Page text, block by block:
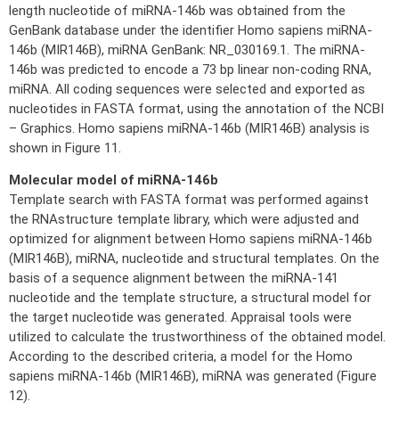
length nucleotide of miRNA-146b was obtained from the
GenBank database under the identifier Homo sapiens miRNA-
146b (MIR146B), miRNA GenBank: NR_030169.1. The miRNA-
146b was predicted to encode a 73 bp linear non-coding RNA,
miRNA. All coding sequences were selected and exported as
nucleotides in FASTA format, using the annotation of the NCBI
– Graphics. Homo sapiens miRNA-146b (MIR146B) analysis is
shown in Figure 11.
Molecular model of miRNA-146b
Template search with FASTA format was performed against
the RNAstructure template library, which were adjusted and
optimized for alignment between Homo sapiens miRNA-146b
(MIR146B), miRNA, nucleotide and structural templates. On the
basis of a sequence alignment between the miRNA-141
nucleotide and the template structure, a structural model for
the target nucleotide was generated. Appraisal tools were
utilized to calculate the trustworthiness of the obtained model.
According to the described criteria, a model for the Homo
sapiens miRNA-146b (MIR146B), miRNA was generated (Figure
12).